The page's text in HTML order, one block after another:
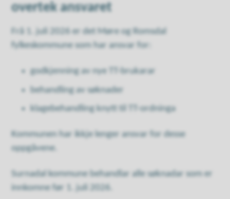
overtek ansvaret
Frå 1. juli 2026 er det Møre og Romsdal
fylkeskommune som har ansvar for:
godkjenning av nye TT-brukarar
behandling av søknader
klagebehandling knytt til TT-ordninga
Kommunen har ikkje lenger ansvar for desse
oppgåvene.
Surnadal kommune behandlar alle søknadar som er
innkomne før 1. juli 2026.